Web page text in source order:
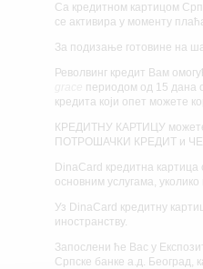
Са кредитном картицом
се активира у моменту
За подизање готовине на
Револвинг кредит Вам
периодом од 15 дана
кредита који опет можете
КРЕДИТНУ КАРТИЦУ
ПОТРОШАЧКИ КРЕДИТ и
DinaCard кредитна картица
основним услугама,
Уз DinaCard кредитну
иностранству.
Запослени ће Вас у
Српске банке а.д. Београд,